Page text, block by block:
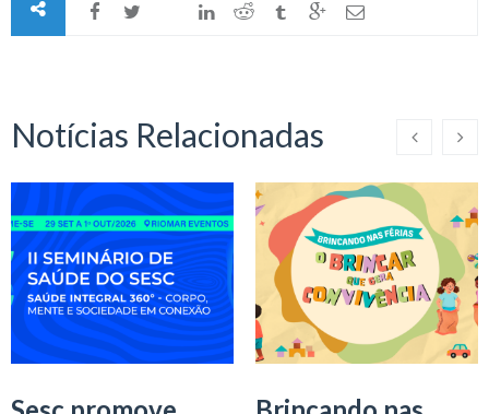
Notícias Relacionadas